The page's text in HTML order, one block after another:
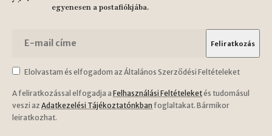
egyenesen a postafiókjába.
Elolvastam és elfogadom az Általános Szerződési Feltételeket
A feliratkozással elfogadja a Felhasználási Feltételeketés tudomásul
veszi az Adatkezelési Tájékoztatónkban foglaltakat. Bármikor
leiratkozhat.